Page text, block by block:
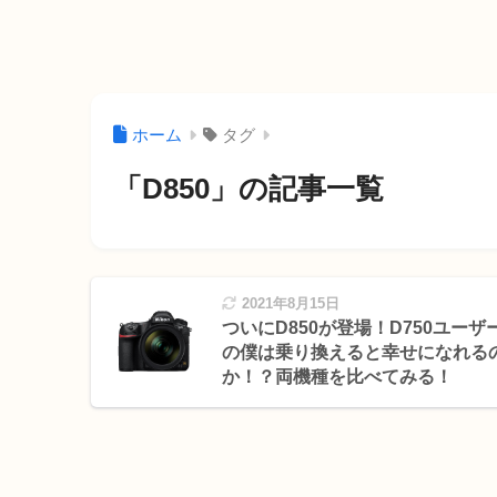
ホーム タグ
「D850」の記事一覧
2021年8月15日
ついにD850が登場！D750ユーザ
の僕は乗り換えると幸せになれる
か！？両機種を比べてみる！